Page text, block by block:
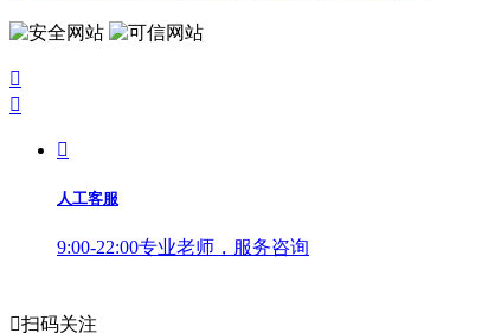



人工客服
9:00-22:00专业老师，服务咨询
扫码关注